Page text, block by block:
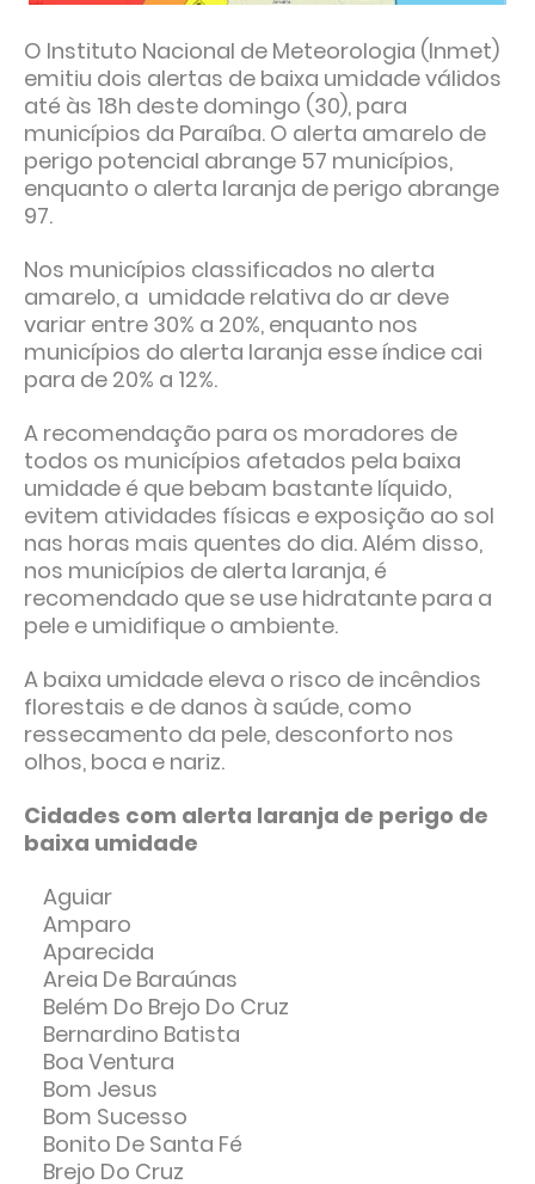
O Instituto Nacional de Meteorologia (Inmet)
emitiu dois alertas de baixa umidade válidos
até às 18h deste domingo (30), para
municípios da Paraíba. O alerta amarelo de
perigo potencial abrange 57 municípios,
enquanto o alerta laranja de perigo abrange
97.
Nos municípios classificados no alerta
amarelo, a umidade relativa do ar deve
variar entre 30% a 20%, enquanto nos
municípios do alerta laranja esse índice cai
para de 20% a 12%.
A recomendação para os moradores de
todos os municípios afetados pela baixa
umidade é que bebam bastante líquido,
evitem atividades físicas e exposição ao sol
nas horas mais quentes do dia. Além disso,
nos municípios de alerta laranja, é
recomendado que se use hidratante para a
pele e umidifique o ambiente.
A baixa umidade eleva o risco de incêndios
florestais e de danos à saúde, como
ressecamento da pele, desconforto nos
olhos, boca e nariz.
Cidades com alerta laranja de perigo de
baixa umidade
Aguiar
Amparo
Aparecida
Areia De Baraúnas
Belém Do Brejo Do Cruz
Bernardino Batista
Boa Ventura
Bom Jesus
Bom Sucesso
Bonito De Santa Fé
Brejo Do Cruz